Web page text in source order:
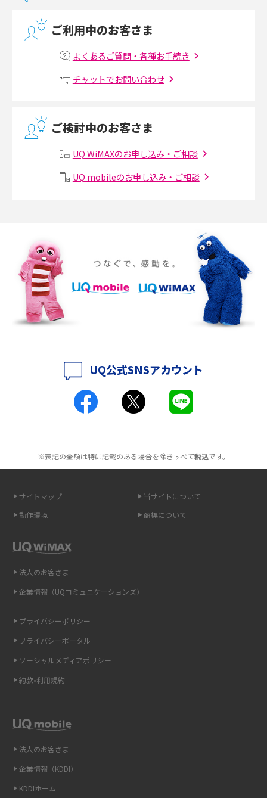
マンションで光回線の利用を始める手順は？設備状況の確認方法も解説
Wi-Fiルーターの設定方法をわかりやすく解説！事前に準備すべきものも紹
無線LANとは？メリット・デメリットや接続方法を解説
メッシュWi-Fiとは？仕組みやメリット・デメリット、中継機との違いを解
ポケット型Wi-Fiをレンタルするメリットとは？選び方や向いている方の特
徴も紹介
持ち運びできるポケット型Wi-Fiのおススメの選び方は？メリット・デメリ
ットも紹介
ポケット型Wi-Fiはクレカなしでも利用できる？口座振替の方法や注意点も
ポケット型Wi-Fiとは？通信の仕組みやメリット・デメリットを解説
工事不要！置くだけWi-Fiの特徴は？メリット・デメリットや選び方を解説
介
ポケット型Wi-Fi（モバイルWi-Fi）とは？おススメする方の特徴や選び方を
点も解説
ギガバイト（GB）とは？1GBの目安やギガが足りない時の対処法を紹介
Wi-Fiを自宅に設置する方法は？必要なことやポイントも紹介
光ファイバーとは？仕組みやメリット・デメリットを初心者向けにわかり
やすく解説
ご利用中のお客さま
よくあるご質問・各種お手続き
チャットでお問い合わせ
ご検討中のお客さま
UQ WiMAXのお申し込み・ご相談
UQ mobileのお申し込み・ご相談
UQ公式SNSアカウント
※表記の金額は特に記載のある場合を除きすべて税込です。
サイトマップ
当サイトについて
動作環境
商標について
法人のお客さま
企業情報（KDDI）
KDDIホーム
法人のお客さま
企業情報（UQコミュニケーションズ）
プライバシーポリシー
プライバシーポータル
ソーシャルメディアポリシー
約款•利用規約